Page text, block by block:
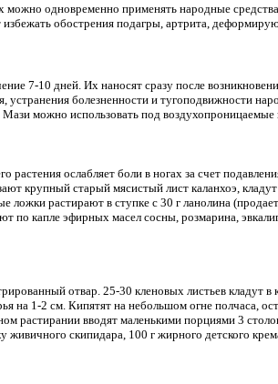
можно одновременно применять народные
избежать обострения подагры, артрита,
7-10 дней. Их наносят сразу после
устранения болезненности и тугоподвижности
Мази можно использовать под
растения ослабляет боли в ногах за счет
крупный старый мясистый лист каланхоэ,
ложки растирают в ступке с 30 г ланолина
по капле эфирных масел сосны, розмарина,
отвар. 25-30 кленовых листьев
на 1-2 см. Кипятят на небольшом огне полчаса,
растирании вводят маленькими порциями 3
скипидара, 100 г жирного детского